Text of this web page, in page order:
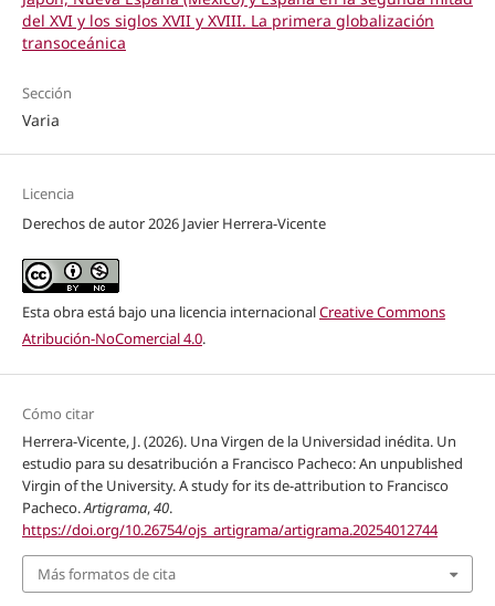
del XVI y los siglos XVII y XVIII. La primera globalización
transoceánica
Sección
Varia
Licencia
Derechos de autor 2026 Javier Herrera-Vicente
Esta obra está bajo una licencia internacionalCreative Commons
Atribución-NoComercial 4.0.
Cómo citar
Herrera-Vicente, J. (2026). Una Virgen de la Universidad inédita. Un
estudio para su desatribución a Francisco Pacheco: An unpublished
Virgin of the University. A study for its de-attribution to Francisco
Pacheco.Artigrama,40.
https://doi.org/10.26754/ojs_artigrama/artigrama.20254012744
Más formatos de cita